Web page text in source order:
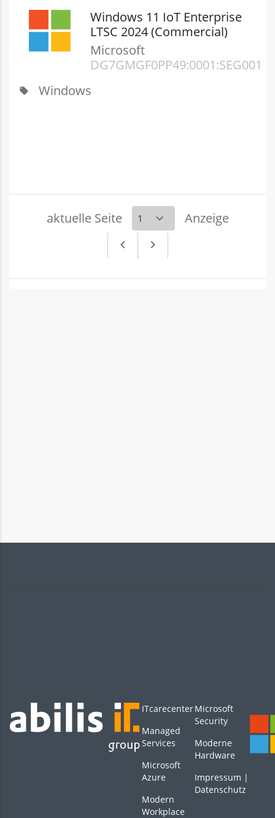
Windows 11 IoT Enterprise
LTSC 2024 (Commercial)
Microsoft
DG7GMGF0PP49:0001:SEG001
local_offer Windows
aktuelle Seite Anzeige
navigate_before
Vorheriges
navigate_next
Nächstes
ITcarecenter
Managed
Services
Microsoft
Azure
Modern
Workplace
Microsoft
Security
Moderne
Hardware
Impressum |
Datenschutz